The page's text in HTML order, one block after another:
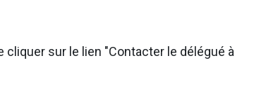
sur le lien "Contacter le délégué à